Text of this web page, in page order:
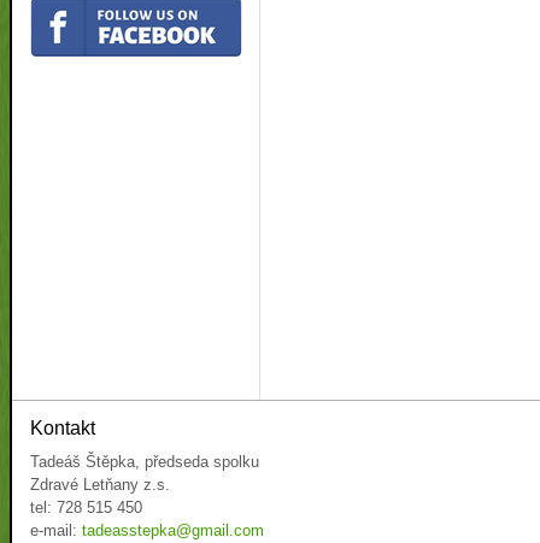
Kontakt
Tadeáš Štěpka, předseda spolku
Zdravé Letňany z.s.
tel: 728 515 450
e-mail: tadeasstepka@gmail.com